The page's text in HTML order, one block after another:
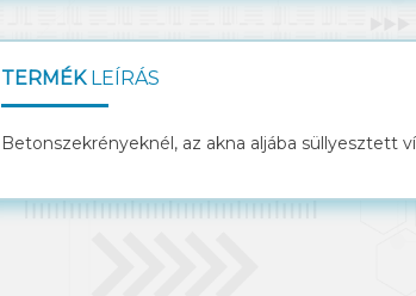
TERMÉKLEÍRÁS
Betonszekrényeknél, az akna aljába süllyesztett